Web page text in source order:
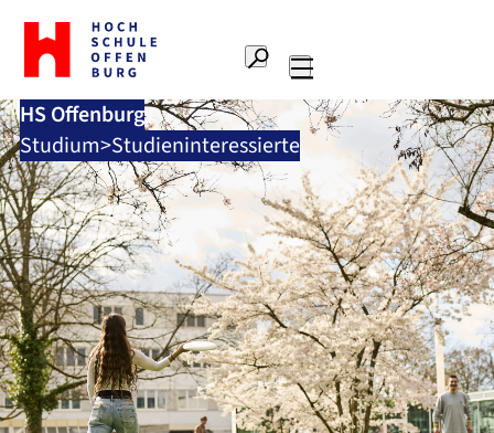
Zur
Startseite
Hochschule
Offenburg
Suche
Hauptnavigation
HS Offenburg
Studium Studieninteressierte